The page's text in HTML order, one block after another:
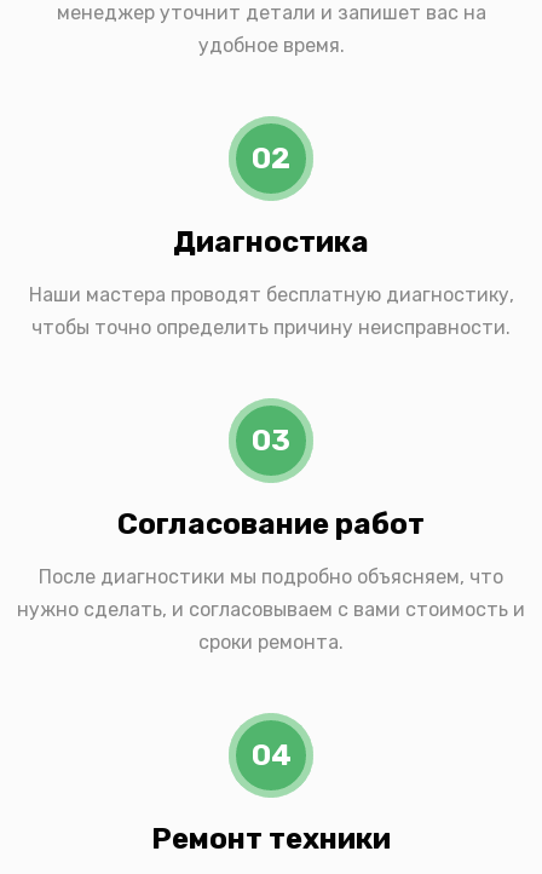
менеджер уточнит детали и запишет вас на
удобное время.
02
Диагностика
Наши мастера проводят бесплатную диагностику,
чтобы точно определить причину неисправности.
03
Согласование работ
После диагностики мы подробно объясняем, что
нужно сделать, и согласовываем с вами стоимость и
сроки ремонта.
04
Ремонт техники